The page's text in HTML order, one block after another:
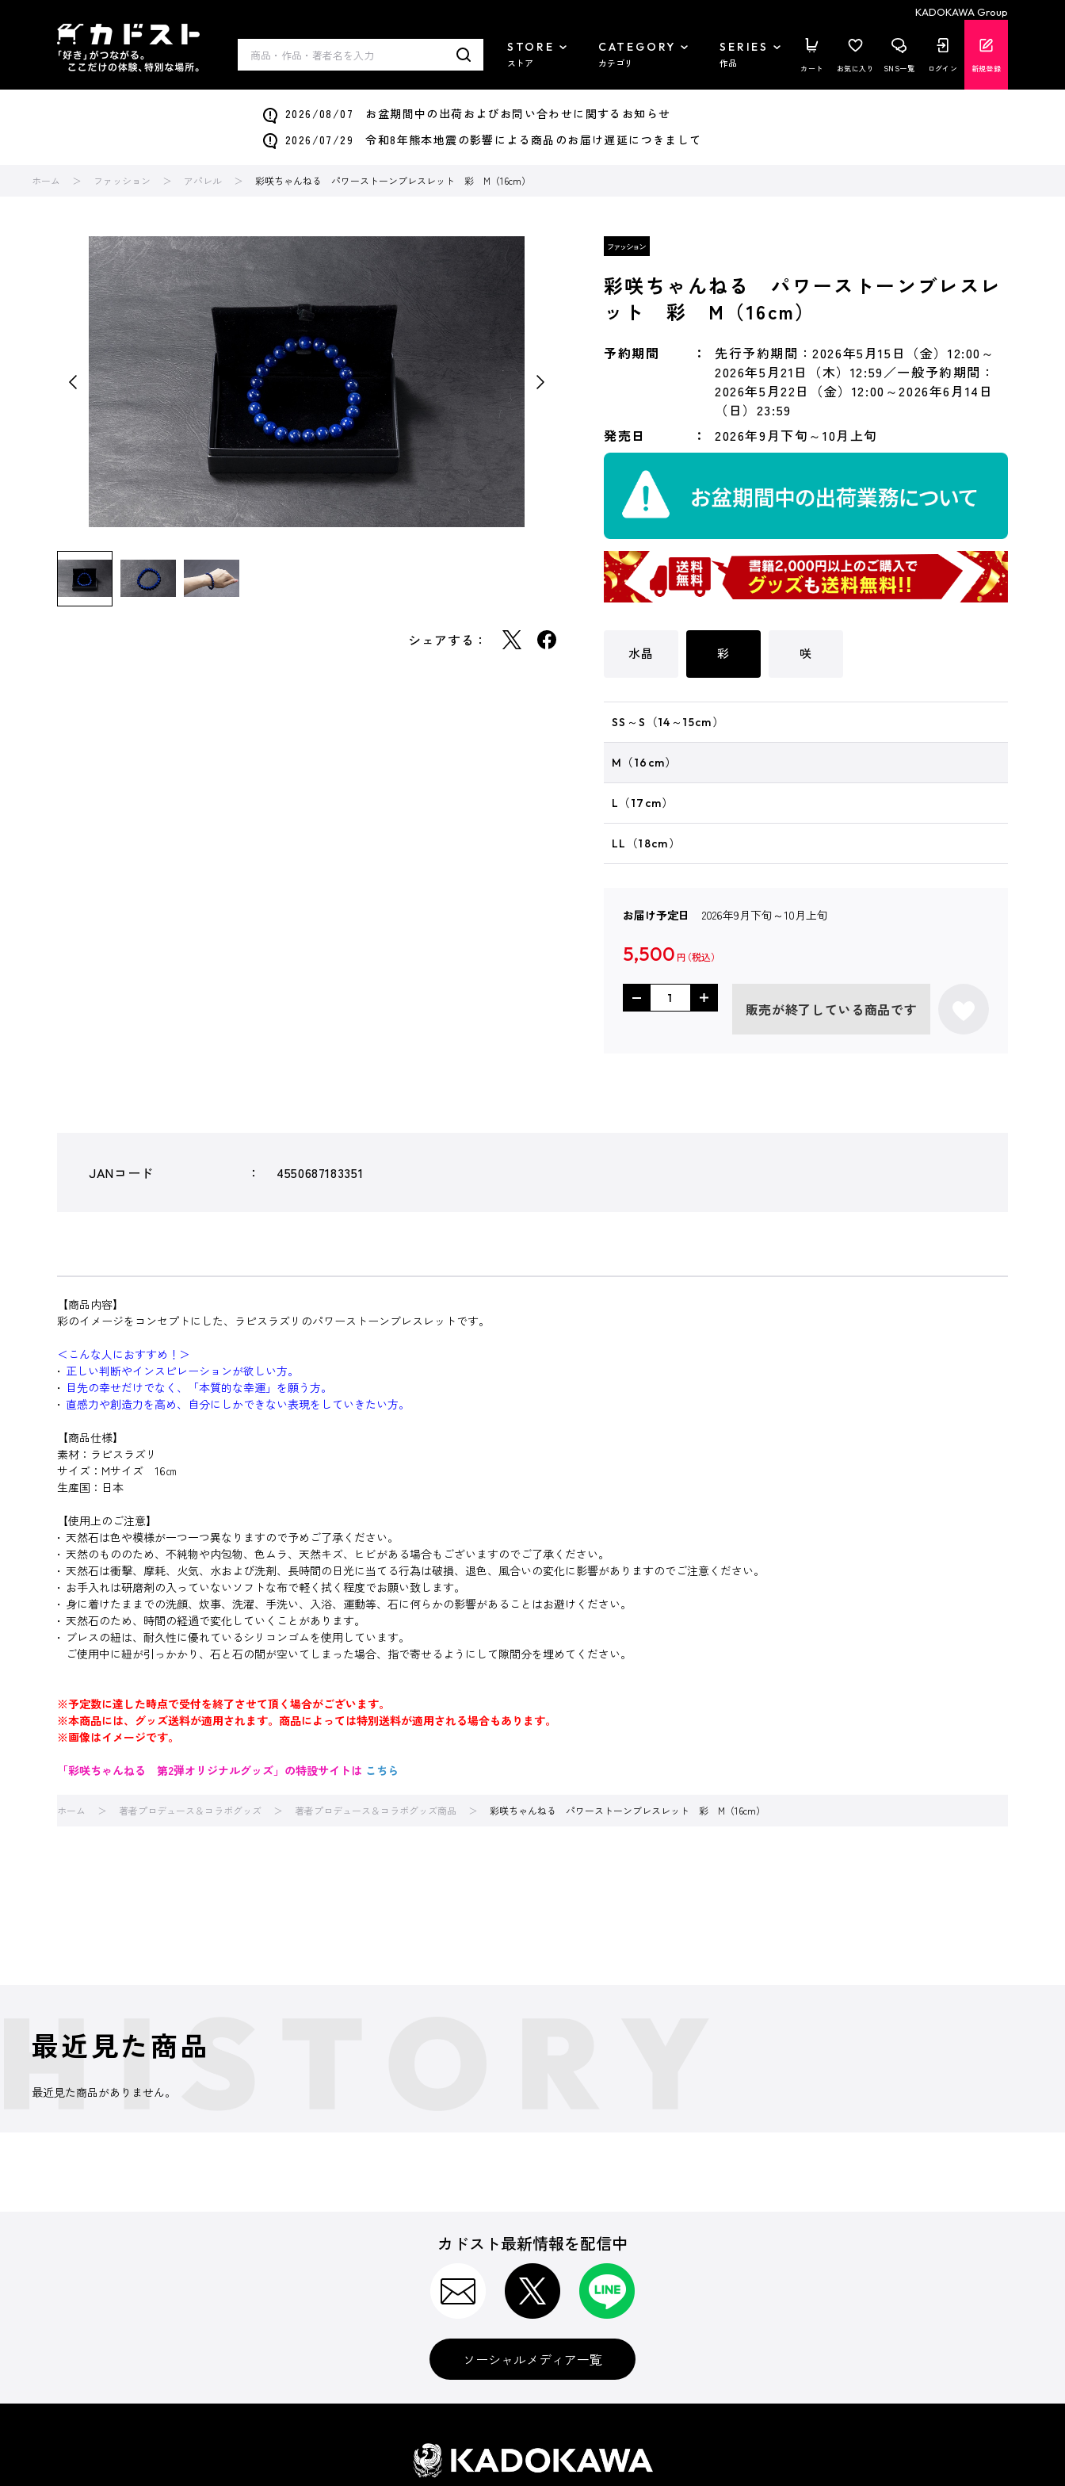
KADOKAWA Group
STORE
ストア
CATEGORY
カテゴリ
SERIES
作品 カート お気に入り SNS一覧 ログイン 新規登録
2026/08/07 お盆期間中の出荷およびお問い合わせに関するお知らせ
2026/07/29 令和8年熊本地震の影響による商品のお届け遅延につきまして
ホーム ファッション アパレル 彩咲ちゃんねる パワーストーンブレスレット 彩 M（16cm）
シェアする：
彩咲ちゃんねる パワーストーンブレスレ
ット 彩 M（16cm）
予約期間
先行予約期間：2026年5月15日（金）12:00～
2026年5月21日（木）12:59／一般予約期間：
2026年5月22日（金）12:00～2026年6月14日
（日）23:59
発売日
2026年9月下旬～10月上旬
水晶 彩 咲
SS～S（14～15cm）
M（16cm）
L（17cm）
LL（18cm）
お届け予定日 2026年9月下旬～10月上旬
5,500 円
販売が終了している商品です
JANコード 4550687183351
【商品内容】
彩のイメージをコンセプトにした、ラピスラズリのパワーストーンブレスレットです。
＜こんな人におすすめ！＞
正しい判断やインスピレーションが欲しい方。
目先の幸せだけでなく、「本質的な幸運」を願う方。
直感力や創造力を高め、自分にしかできない表現をしていきたい方。
【商品仕様】
素材：ラピスラズリ
サイズ：Mサイズ 16㎝
生産国：日本
【使用上のご注意】
天然石は色や模様が一つ一つ異なりますので予めご了承ください。
天然のもののため、不純物や内包物、色ムラ、天然キズ、ヒビがある場合もございますのでご了承ください。
天然石は衝撃、摩耗、火気、水および洗剤、長時間の日光に当てる行為は破損、退色、風合いの変化に影響がありますのでご注意ください。
お手入れは研磨剤の入っていないソフトな布で軽く拭く程度でお願い致します。
身に着けたままでの洗顔、炊事、洗濯、手洗い、入浴、運動等、石に何らかの影響があることはお避けください。
天然石のため、時間の経過で変化していくことがあります。
ブレスの紐は、耐久性に優れているシリコンゴムを使用しています。
ご使用中に紐が引っかかり、石と石の間が空いてしまった場合、指で寄せるようにして隙間分を埋めてください。
※予定数に達した時点で受付を終了させて頂く場合がございます。
※本商品には、グッズ送料が適用されます。商品によっては特別送料が適用される場合もあります。
※画像はイメージです。
「彩咲ちゃんねる 第2弾オリジナルグッズ」の特設サイトは こちら
ホーム 著者プロデュース＆コラボグッズ 著者プロデュース＆コラボグッズ商品 彩咲ちゃんねる パワーストーンブレスレット 彩 M（16cm）
最近見た商品
最近見た商品がありません。
カドスト最新情報を配信中
ソーシャルメディア一覧